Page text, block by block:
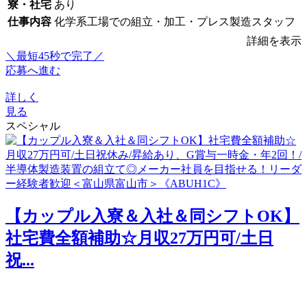
寮・社宅 あり
仕事内容 化学系工場での組立・加工・プレス製造スタッフ
詳細を表示
＼最短45秒で完了／
応募へ進む
詳しく
見る
スペシャル
【カップル入寮＆入社＆同シフトOK】
社宅費全額補助☆月収27万円可/土日
祝...